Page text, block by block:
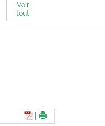
Voir
tout